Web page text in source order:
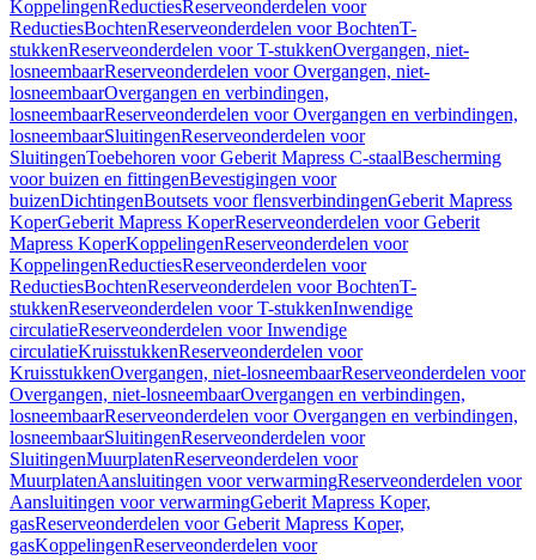
KoppelingenReductiesReserveonderdelen voor
ReductiesBochtenReserveonderdelen voor BochtenT-
stukkenReserveonderdelen voor T-stukkenOvergangen, niet-
losneembaarReserveonderdelen voor Overgangen, niet-
losneembaarOvergangen en verbindingen,
losneembaarReserveonderdelen voor Overgangen en verbindingen,
losneembaarSluitingenReserveonderdelen voor
SluitingenToebehoren voor Geberit Mapress C-staalBescherming
voor buizen en fittingenBevestigingen voor
buizenDichtingenBoutsets voor flensverbindingenGeberit Mapress
KoperGeberit Mapress KoperReserveonderdelen voor Geberit
Mapress KoperKoppelingenReserveonderdelen voor
KoppelingenReductiesReserveonderdelen voor
ReductiesBochtenReserveonderdelen voor BochtenT-
stukkenReserveonderdelen voor T-stukkenInwendige
circulatieReserveonderdelen voor Inwendige
circulatieKruisstukkenReserveonderdelen voor
KruisstukkenOvergangen, niet-losneembaarReserveonderdelen voor
Overgangen, niet-losneembaarOvergangen en verbindingen,
losneembaarReserveonderdelen voor Overgangen en verbindingen,
losneembaarSluitingenReserveonderdelen voor
SluitingenMuurplatenReserveonderdelen voor
MuurplatenAansluitingen voor verwarmingReserveonderdelen voor
Aansluitingen voor verwarmingGeberit Mapress Koper,
gasReserveonderdelen voor Geberit Mapress Koper,
gasKoppelingenReserveonderdelen voor